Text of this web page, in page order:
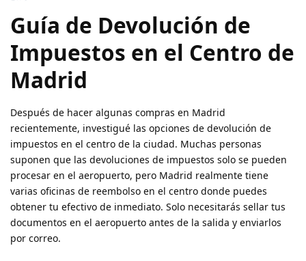
Guía de Devolución de
Impuestos en el Centro de
Madrid
Después de hacer algunas compras en Madrid
recientemente, investigué las opciones de devolución de
impuestos en el centro de la ciudad. Muchas personas
suponen que las devoluciones de impuestos solo se pueden
procesar en el aeropuerto, pero Madrid realmente tiene
varias oficinas de reembolso en el centro donde puedes
obtener tu efectivo de inmediato. Solo necesitarás sellar tus
documentos en el aeropuerto antes de la salida y enviarlos
por correo.